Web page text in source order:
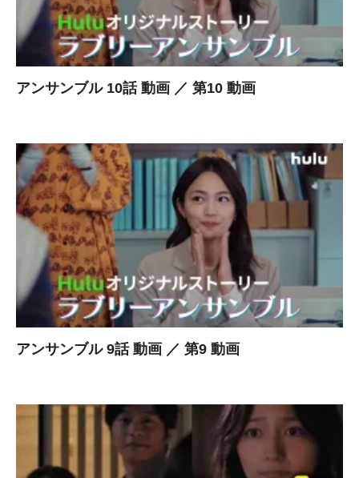
アンサンブル 10話 動画 ／ 第10 動画
アンサンブル 9話 動画 ／ 第9 動画